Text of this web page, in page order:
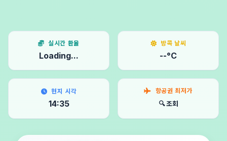
실시간 환율
Loading...
방콕 날씨
--°C
현지 시각
14:35
항공권 최저가
🔍 조회